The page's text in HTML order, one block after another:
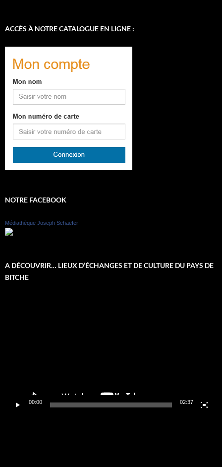
ACCÈS À NOTRE CATALOGUE EN LIGNE :
NOTRE FACEBOOK
Médiathèque Joseph Schaefer
A DÉCOUVRIR… LIEUX D’ÉCHANGES ET DE CULTURE DU PAYS DE
BITCHE
00:00 02:37